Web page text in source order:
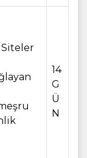
Siteler
14
G
Ü
N